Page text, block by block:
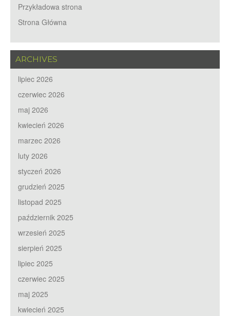
Przykładowa strona
Strona Główna
ARCHIVES
lipiec 2026
czerwiec 2026
maj 2026
kwiecień 2026
marzec 2026
luty 2026
styczeń 2026
grudzień 2025
listopad 2025
październik 2025
wrzesień 2025
sierpień 2025
lipiec 2025
czerwiec 2025
maj 2025
kwiecień 2025